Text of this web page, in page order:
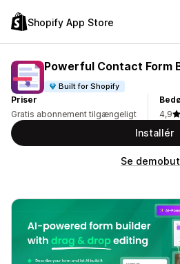
Shopify App Store
Powerful Contact Form
Built for Shopify
Priser
Gratis abonnement tilgængeligt
4,9
Installér
Se